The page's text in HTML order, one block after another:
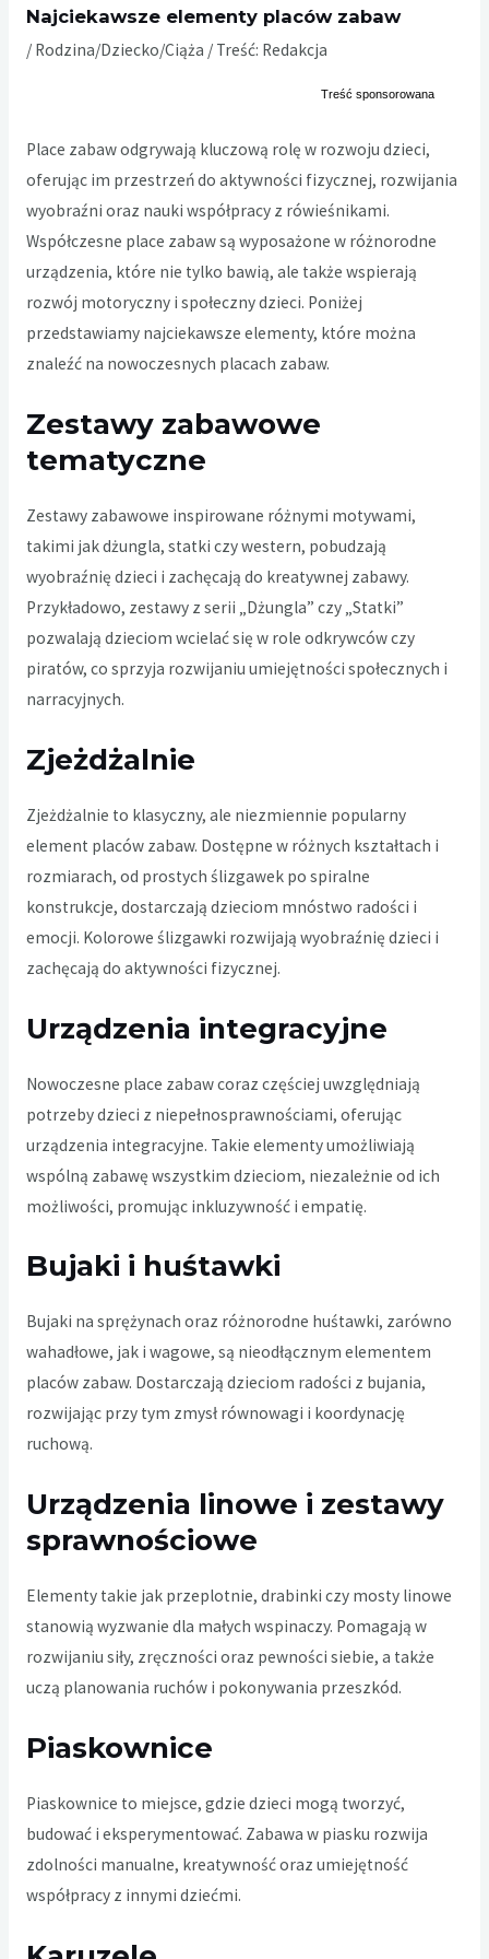
Najciekawsze elementy placów zabaw
/ Rodzina/Dziecko/Ciąża / Treść: Redakcja
Place zabaw odgrywają kluczową rolę w rozwoju dzieci,
oferując im przestrzeń do aktywności fizycznej, rozwijania
wyobraźni oraz nauki współpracy z rówieśnikami.
Współczesne place zabaw są wyposażone w różnorodne
urządzenia, które nie tylko bawią, ale także wspierają
rozwój motoryczny i społeczny dzieci. Poniżej
przedstawiamy najciekawsze elementy, które można
znaleźć na nowoczesnych placach zabaw.
Zestawy zabawowe
tematyczne
Zestawy zabawowe inspirowane różnymi motywami,
takimi jak dżungla, statki czy western, pobudzają
wyobraźnię dzieci i zachęcają do kreatywnej zabawy.
Przykładowo, zestawy z serii „Dżungla” czy „Statki”
pozwalają dzieciom wcielać się w role odkrywców czy
piratów, co sprzyja rozwijaniu umiejętności społecznych i
narracyjnych.
Zjeżdżalnie
Zjeżdżalnie to klasyczny, ale niezmiennie popularny
element placów zabaw. Dostępne w różnych kształtach i
rozmiarach, od prostych ślizgawek po spiralne
konstrukcje, dostarczają dzieciom mnóstwo radości i
emocji. Kolorowe ślizgawki rozwijają wyobraźnię dzieci i
zachęcają do aktywności fizycznej.
Urządzenia integracyjne
Nowoczesne place zabaw coraz częściej uwzględniają
potrzeby dzieci z niepełnosprawnościami, oferując
urządzenia integracyjne. Takie elementy umożliwiają
wspólną zabawę wszystkim dzieciom, niezależnie od ich
możliwości, promując inkluzywność i empatię.
Bujaki i huśtawki
Bujaki na sprężynach oraz różnorodne huśtawki, zarówno
wahadłowe, jak i wagowe, są nieodłącznym elementem
placów zabaw. Dostarczają dzieciom radości z bujania,
rozwijając przy tym zmysł równowagi i koordynację
ruchową.
Urządzenia linowe i zestawy
sprawnościowe
Elementy takie jak przeplotnie, drabinki czy mosty linowe
stanowią wyzwanie dla małych wspinaczy. Pomagają w
rozwijaniu siły, zręczności oraz pewności siebie, a także
uczą planowania ruchów i pokonywania przeszkód.
Piaskownice
Piaskownice to miejsce, gdzie dzieci mogą tworzyć,
budować i eksperymentować. Zabawa w piasku rozwija
zdolności manualne, kreatywność oraz umiejętność
współpracy z innymi dziećmi.